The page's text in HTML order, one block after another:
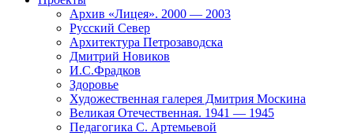
Архив «Лицея». 2000 — 2003
Русский Север
Архитектура Петрозаводска
Дмитрий Новиков
И.С.Фрадков
Здоровье
Художественная галерея Дмитрия Москина
Великая Отечественная. 1941 — 1945
Педагогика С. Артемьевой